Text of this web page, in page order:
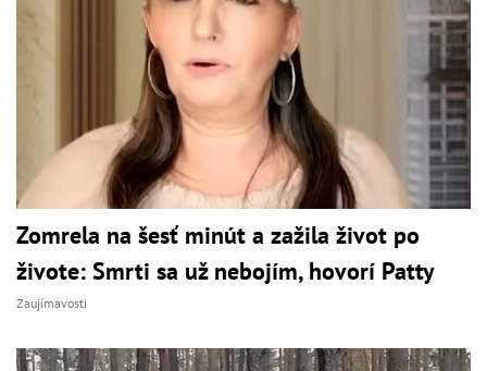
Zomrela na šesť minút a zažila život po
živote: Smrti sa už nebojím, hovorí Patty
Zaujímavosti